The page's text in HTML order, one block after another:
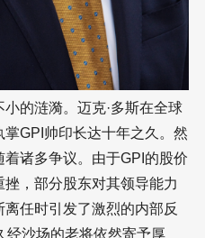
的涟漪。迈克·多斯在全球
GPI帅印长达十年之久。然
诸多争议。由于GPI的股价
，部分股东对其领导能力
任时引发了激烈的内部反
经沙场的老将依然寄予厚